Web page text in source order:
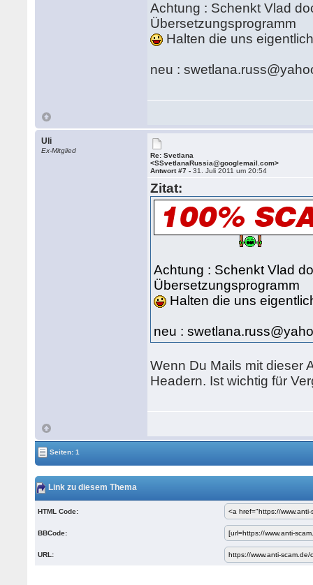
Achtung : Schenkt Vlad
Übersetzungsprogramm
Halten die uns
neu :
Uli
Ex-Mitglied
Re: Svetlana
<SSvetlanaRussia@googlemail.com>
Antwort #7 -31. Juli 2011 um 20:54
Zitat:
Achtung : Schenkt Vlad
Übersetzungsprogramm
Halten die uns
neu :
Wenn Du Mails mit dieser
Headern. Ist wichtig für
Seiten: 1
Link zu diesem Thema
HTML Code:
BBCode:
URL: